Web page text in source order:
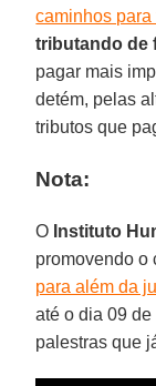
caminhos
tributando de
pagar mais
detém, pelas
tributos que
Nota:
O Instituto
promovendo
para além da
até o dia 09
palestras que